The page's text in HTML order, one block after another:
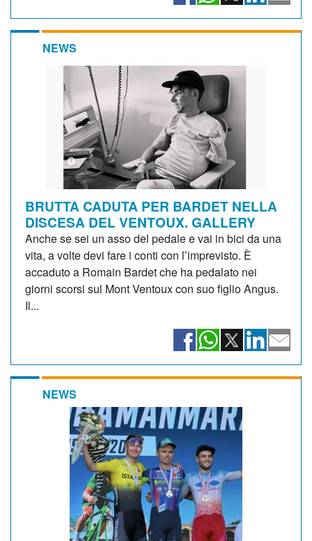
NEWS
BRUTTA CADUTA PER BARDET NELLA
DISCESA DEL VENTOUX. GALLERY
Anche se sei un asso del pedale e vai in bici da una
vita, a volte devi fare i conti con l’imprevisto. È
accaduto a Romain Bardet che ha pedalato nei
giorni scorsi sul Mont Ventoux con suo figlio Angus.
Il...
NEWS